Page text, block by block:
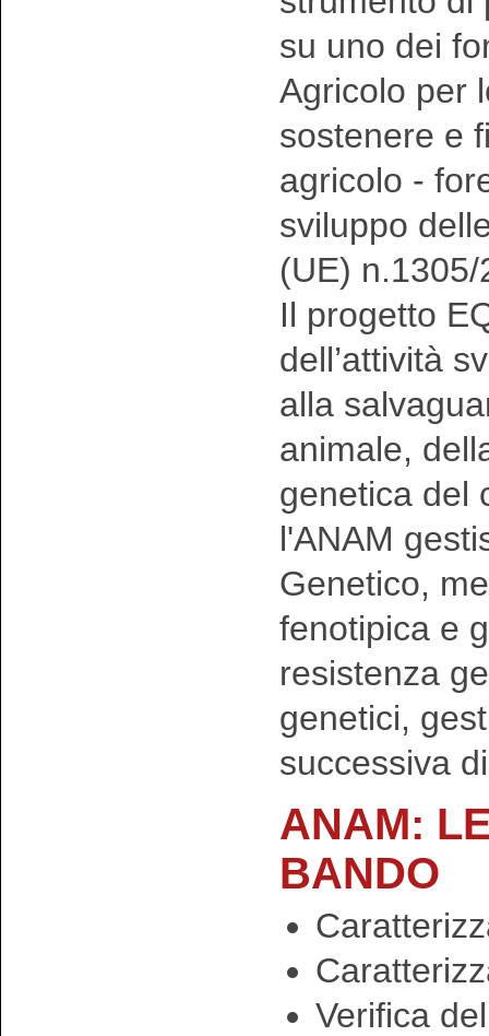
su uno dei
Agricolo per
sostenere e
agricolo -
sviluppo
(UE) n.1305/
Il progetto
dell’attività
alla
animale,
genetica del
l'ANAM
Genetico,
fenotipica e
resistenza
genetici,
successiva
ANAM:
BANDO
Verifica